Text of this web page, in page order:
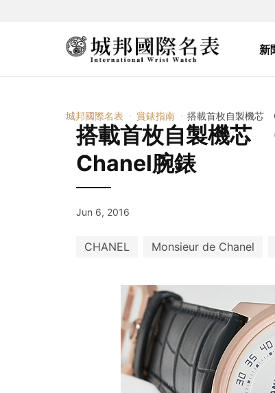
新
城邦國際名表 賞錶指南 搭載首枚自製機芯
搭載首枚自製機芯
Chanel腕錶
Jun 6, 2016
CHANEL Monsieur de Chanel